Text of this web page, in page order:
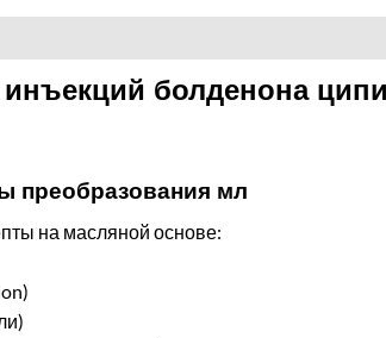
болденона
преобразования мл
на масляной основе: